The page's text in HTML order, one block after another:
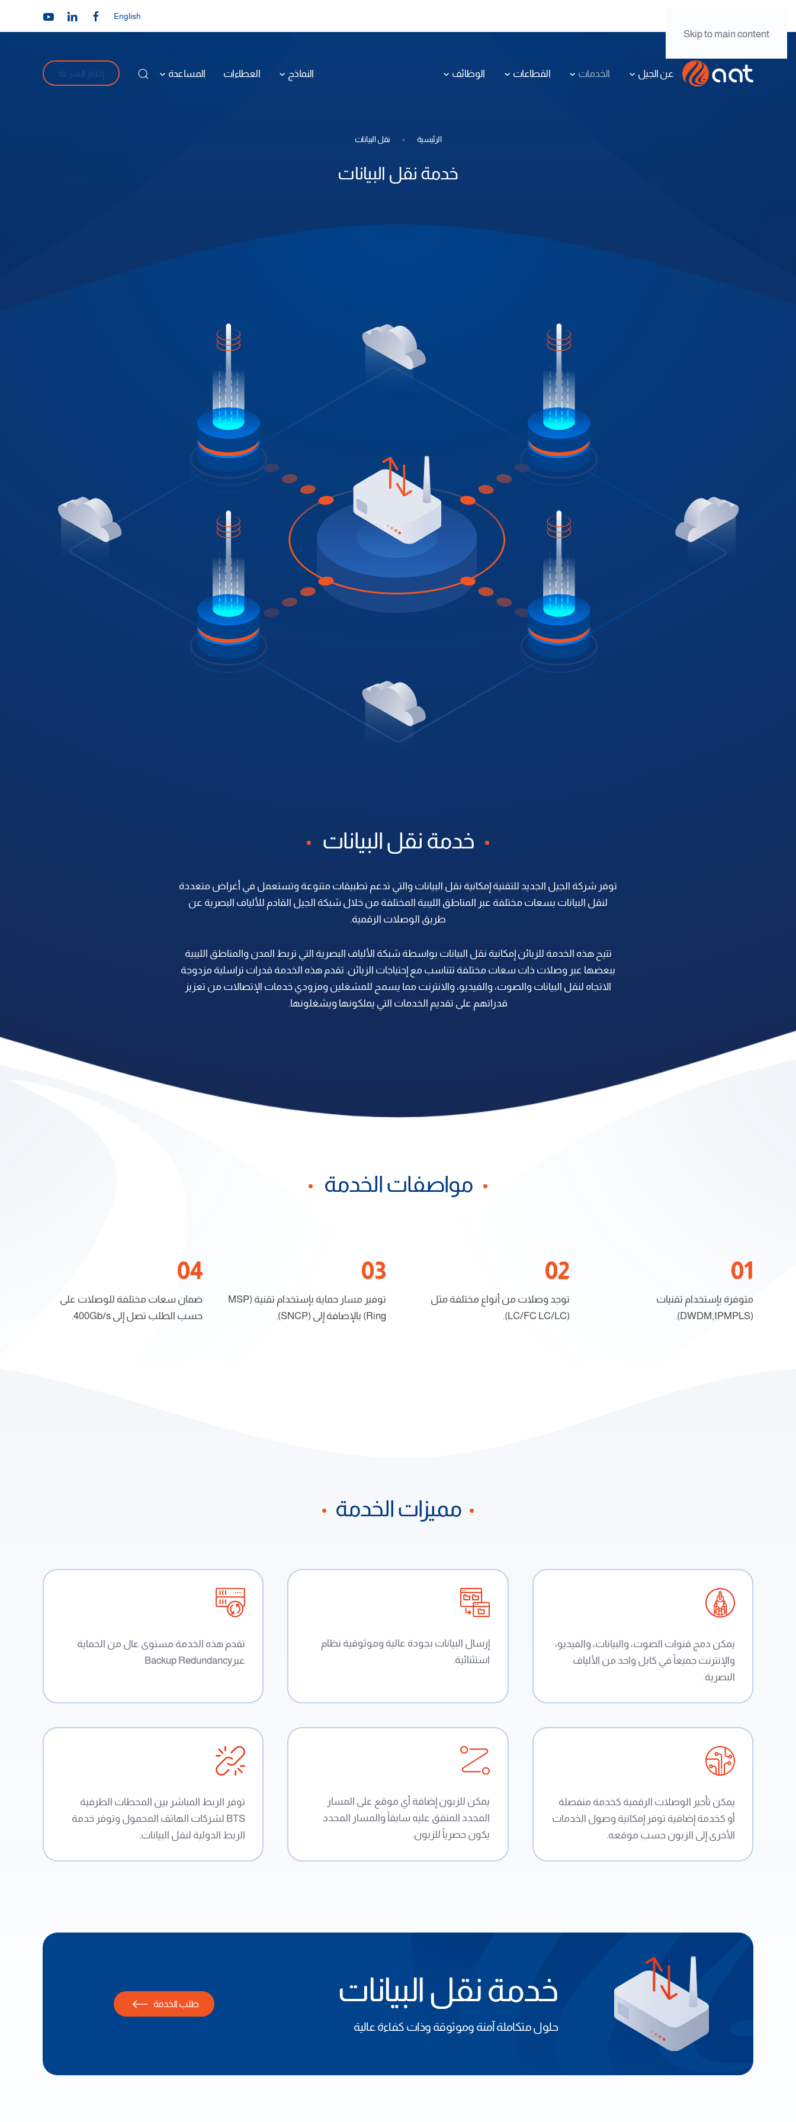
Skip to main content
English
عن الجيل الخدمات القطاعات الوظائف النماذج العطاءات المساعدة إختبار السرعة
الرئيسية نقل البيانات
خدمة نقل البيانات
خدمة نقل البيانات
توفر شركة الجيل الجديد للتقنية إمكانية نقل البيانات والتي تدعم تطبيقات متنوعة وتستعمل في أغراض متعددة
لنقل البيانات بسعات مختلفة عبر المناطق الليبية المختلفة من خلال شبكة الجيل القادم للألياف البصرية عن
طريق الوصلات الرقمية.
تتيح هذه الخدمة للزبائن إمكانية نقل البيانات بواسطة شبكة الألياف البصرية التي تربط المدن والمناطق الليبية
ببعضها عبر وصلات ذات سعات مختلفة تتناسب مع إحتياجات الزبائن. تقدم هذه الخدمة قدرات تراسلية مزدوجة
الاتجاه لنقل البيانات والصوت، والفيديو، والانترنت مما يسمح للمشغلين ومزودي خدمات الإتصالات من تعزيز
قدراتهم على تقديم الخدمات التي يملكونها ويشغلونها.
مواصفات الخدمة
متوفرة بإستخدام تقنيات
(DWDM,IPMPLS).
توجد وصلات من أنواع مختلفة مثل
(LC/FC LC/LC).
توفير مسار حماية بإستخدام تقنية (MSP
Ring) بالإضافة إلى (SNCP).
ضمان سعات مختلفة للوصلات على
حسب الطلب تصل إلى 400Gb/s.
مميزات الخدمة
يمكن دمج قنوات الصوت، والبيانات، والفيديو،
والإنترنت جميعاً في كابل واحد من الألياف
البصرية.
إرسال البيانات بجودة عالية وموثوقية نظام
استثنائية.
تقدم هذه الخدمة مستوى عال من الحماية
عبرBackup Redundancy
يمكن تأجير الوصلات الرقمية كخدمة منفصلة
أو كخدمة إضافية توفر إمكانية وصول الخدمات
الأخرى إلى الزبون حسب موقعه.
يمكن للزبون إضافة أي موقع على المسار
المحدد المتفق عليه سابقاً والمسار المحدد
يكون حصرياً للزبون.
توفر الربط المباشر بين المحطات الطرفية
BTS لشركات الهاتف المحمول وتوفر خدمة
الربط الدولية لنقل البيانات.
خدمة نقل البيانات
حلول متكاملة آمنة وموثوقة وذات كفاءة عالية
طلب الخدمة